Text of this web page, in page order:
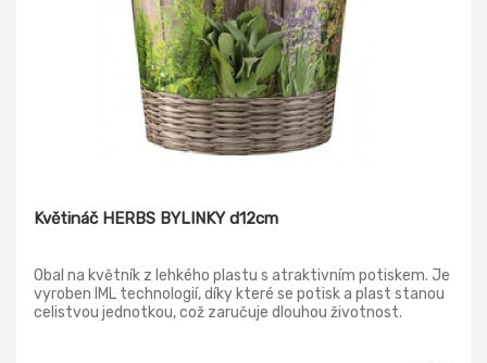
Květináč HERBS BYLINKY d12cm
Obal na květník z lehkého plastu s atraktivním potiskem. Je
vyroben IML technologií, díky které se potisk a plast stanou
celistvou jednotkou, což zaručuje dlouhou životnost.